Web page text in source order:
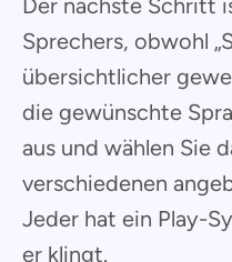
Der nächste Schritt
Sprechers, obwohl
übersichtlicher
die gewünschte
aus und wählen Sie
verschiedenen
Jeder hat ein Play-
er klingt.